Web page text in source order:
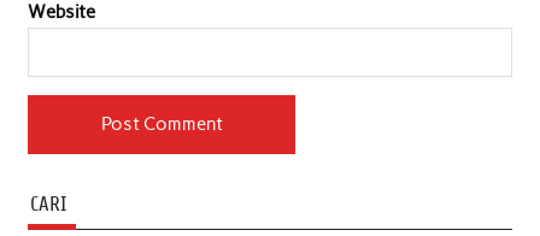
Website
CARI